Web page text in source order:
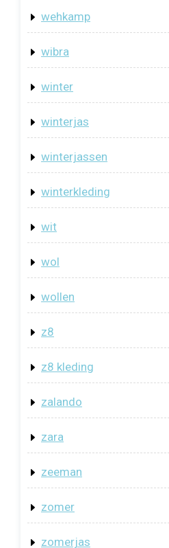
wehkamp
wibra
winter
winterjas
winterjassen
winterkleding
wit
wol
wollen
z8
z8 kleding
zalando
zara
zeeman
zomer
zomerjas